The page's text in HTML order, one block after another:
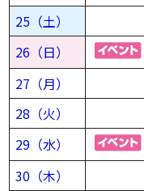
25（土）
26（日）
27（月）
28（火）
29（水）
30（木）